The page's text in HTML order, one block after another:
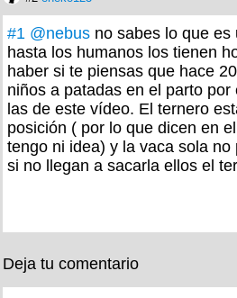
#1 @nebus no sabes lo que
hasta los humanos los tienen
haber si te piensas que hace
niños a patadas en el parto
las de este vídeo. El ternero
posición ( por lo que dicen en
tengo ni idea) y la vaca sola
si no llegan a sacarla ellos el
Deja tu comentario